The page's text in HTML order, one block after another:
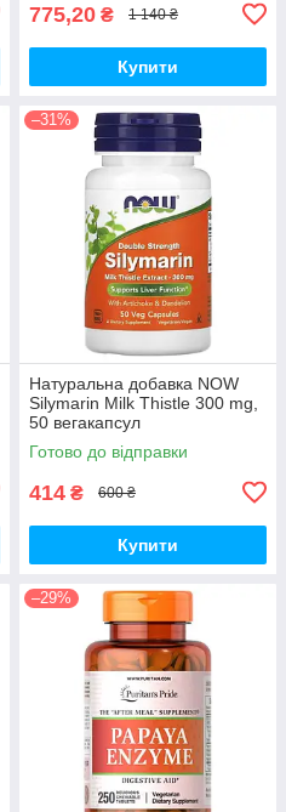
775,20 ₴ 1 140 ₴
Купити
–31%
Натуральна добавка NOW
Silymarin Milk Thistle 300 mg,
50 вегакапсул
Готово до відправки
414 ₴ 600 ₴
Купити
–29%